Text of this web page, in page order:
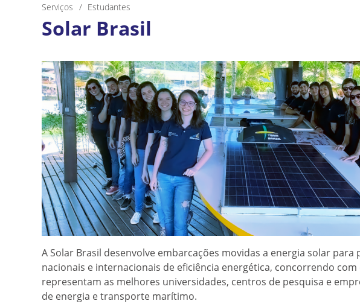
Serviços Estudantes
Solar Brasil
A Solar Brasil desenvolve embarcações movidas a energia solar para
nacionais e internacionais de eficiência energética, concorrendo
representam as melhores universidades, centros de pesquisa e
de energia e transporte marítimo.